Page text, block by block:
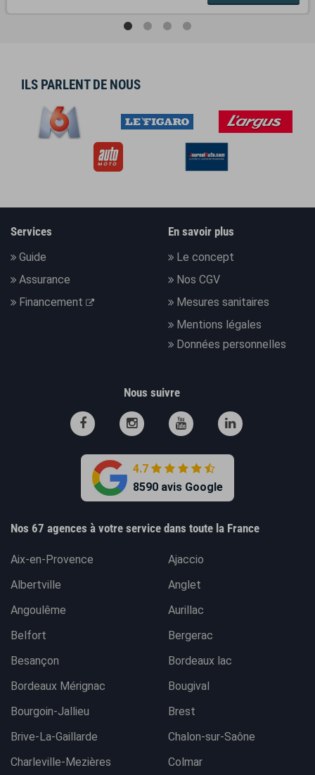
ILS PARLENT DE NOUS
Services
Guide
Assurance
Financement
En savoir plus
Le concept
Nos CGV
Mesures sanitaires
Mentions légales
Données personnelles
Nous suivre
4.7
8590 avis Google
Nos 67 agences à votre service dans toute la France
Aix-en-Provence
Ajaccio
Albertville
Anglet
Angoulême
Aurillac
Belfort
Bergerac
Besançon
Bordeaux lac
Bordeaux Mérignac
Bougival
Bourgoin-Jallieu
Brest
Brive-La-Gaillarde
Chalon-sur-Saône
Charleville-Mezières
Colmar